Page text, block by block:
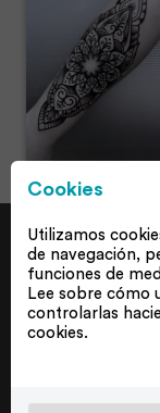
Pídenos
Cuéntanos tu
Indica en qué
cómo te lo
Cookies
Utilizamos
de navegación,
funciones de
Lee sobre cómo
controlarlas
cookies.